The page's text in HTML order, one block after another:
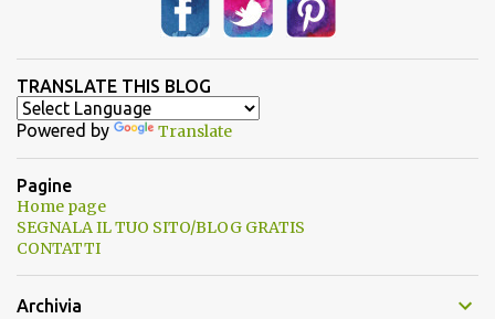
TRANSLATE THIS BLOG
Powered by Translate
Pagine
Home page
SEGNALA IL TUO SITO/BLOG GRATIS
CONTATTI
Archivia